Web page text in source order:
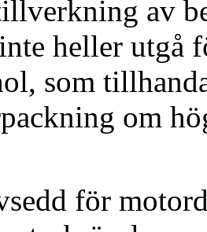
av
heller utgå
som
om
för